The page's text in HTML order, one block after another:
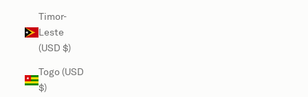
Timor-
Leste
(USD $)
Togo (USD
$)